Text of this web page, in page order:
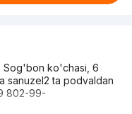
Sog'bon ko'chasi, 6
sanuzel2 ta podvaldan
802-99-